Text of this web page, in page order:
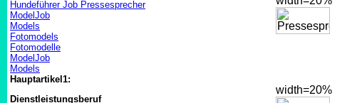
Hundeführer Job Pressesprecher
ModelJob
Models
Fotomodels
Fotomodelle
ModelJob
Models
Hauptartikel1:
Dienstleistungsberuf
width=20%